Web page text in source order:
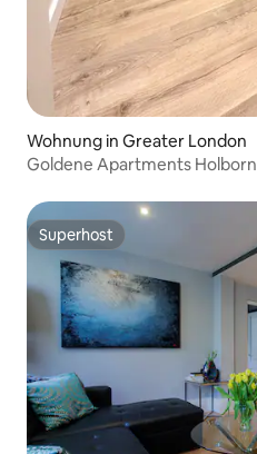
Wohnung in Greater London
Goldene Apartments Holborn
Superhost
Superhost